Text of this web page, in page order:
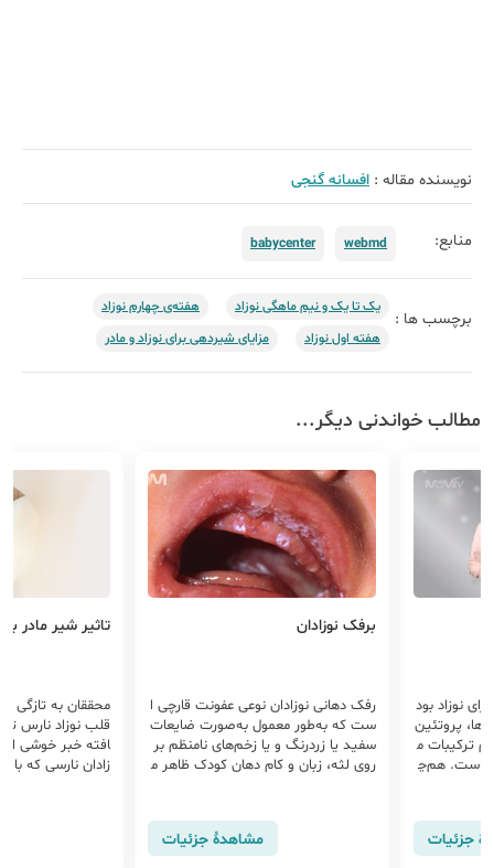
نویسنده مقاله : افسانه گنجی
منابع: webmd
babycenter
برچسب ها :
یک تا یک و نیم ماهگی نوزاد
هفته‌ی چهارم نوزاد
هفته‌ اول نوزاد
مزایای شیردهی برای نوزاد و مادر
مطالب خواندنی دیگر...
نوزاد بود
پروتئین
ترکیبات م
شماست. هم‌چ
و با
از دیگر م
جزئیات
برفک نوزادان
رفک دهانی نوزادان نوعی عفونت قارچی ا
ست که به‌طور معمول به‌صورت ضایعات
سفید یا زردرنگ و یا زخم‌های نامنظم بر
روی لثه، زبان و کام دهان کودک ظاهر م
ک به‌راحتی می‌تواند بین مادر و نوزاد من
مشاهدهٔ جزئیات
تاثیر شیر مادر
محققان به تازگی
قلب نوزاد نارس
افته خبر خوشی
زادان نارسی که با